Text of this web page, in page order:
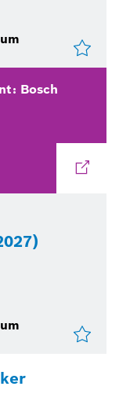
Bosch